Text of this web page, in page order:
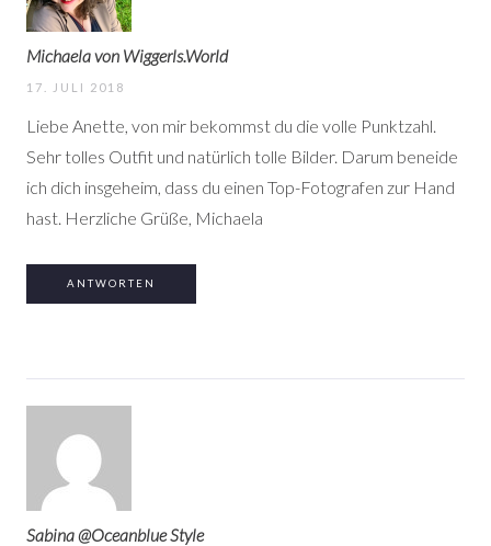
Michaela von Wiggerls.World
17. JULI 2018
Liebe Anette, von mir bekommst du die volle Punktzahl.
Sehr tolles Outfit und natürlich tolle Bilder. Darum beneide
ich dich insgeheim, dass du einen Top-Fotografen zur Hand
hast. Herzliche Grüße, Michaela
ANTWORTEN
Sabina @Oceanblue Style